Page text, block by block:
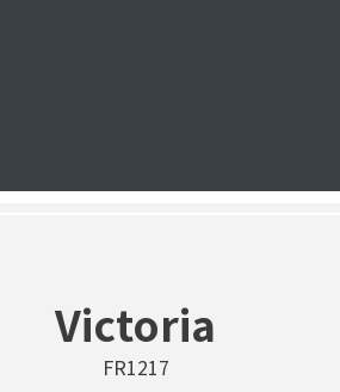
Victoria
FR1217